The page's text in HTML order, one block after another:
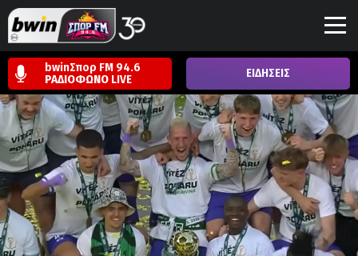
bwinΣπορ FM 94.6
ΡΑΔΙΟΦΩΝΟ LIVE ΕΙΔΗΣΕΙΣ